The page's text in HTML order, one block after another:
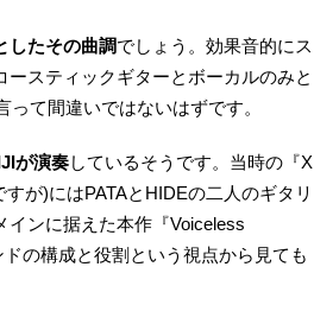
したその曲調でしょう。効果音的にス
スティックギターとボーカルのみと
て間違いではないはずです。
が演奏しているそうです。当時の『X
が)にはPATAとHIDEの二人のギタリ
ンに据えた本作『Voiceless
の構成と役割という視点から見ても